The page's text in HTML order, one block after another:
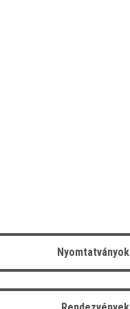
Nyomtatványok